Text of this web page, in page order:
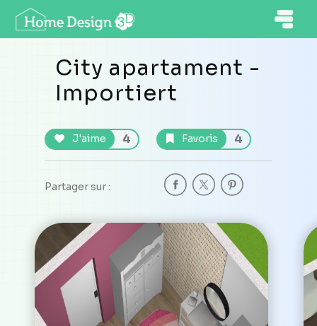
City apartament -
Importiert
J'aime 4 Favoris 4
Partager sur :